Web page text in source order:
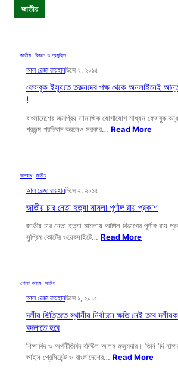
জাতীয়
জাতীয় বিজ্ঞান ও প্রযুক্তি
আল রেজা রায়হানডিসে ২, ২০১৫
ফেসবুক ইস্যুতে তরুনদের পক্ষ থেকে অনলাইনেই
!
বাংলাদেশের জনপ্রিয় সামাজিক যোগাযোগ মাধ্যম ফেসবুক
প্রজন্ম প্রতিবাদ করলেও সরকার… Read More
অপরাধ জাতীয়
আল রেজা রায়হানডিসে ২, ২০১৫
জাতীয় চার নেতা হত্যা মামলা পূর্ণাঙ্গ রায় প্রকাশ
জাতীয় চার নেতা হত্যা মামলায় আপিল বিভাগের পূর্ণাঙ্গ রায়
সুপ্রিম কোর্টের ওয়েবসাইটে… Read More
খোলা কলাম জাতীয়
আল রেজা রায়হানডিসে ১, ২০১৫
দলীয় ভিত্তিতে স্থানীয় নির্বাচনে ক্ষতি নেই তবে
বদলাতে হবে
শিক্ষাবিদ ও অর্থনীতিবিদ বদিউল আলম মজুমদার। তিনি ‘দি
ভাইস প্রেসিডেন্ট ও বাংলাদেশের… Read More